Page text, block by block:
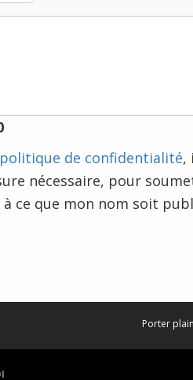
politique de confidentialité,
nécessaire, pour
ce que mon nom soit
Porter